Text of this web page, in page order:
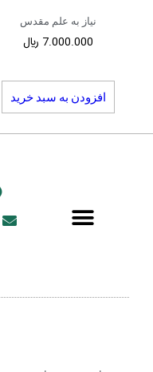
نیاز به علم مقدس
7.000.000 ﷼
افزودن به سبد خرید